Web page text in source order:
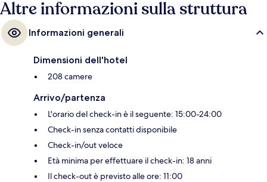
Altre informazioni sulla struttura
Informazioni generali
Dimensioni dell'hotel
208 camere
Arrivo/partenza
L'orario del check-in è il seguente: 15:00-24:00
Check-in senza contatti disponibile
Check-in/out veloce
Età minima per effettuare il check-in: 18 anni
Il check-out è previsto alle ore: 11:00